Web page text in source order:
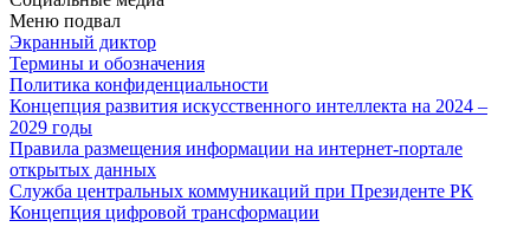
Меню подвал
Экранный диктор
Термины и обозначения
Политика конфиденциальности
Концепция развития искусственного интеллекта на 2024 –
2029 годы
Правила размещения информации на интернет-портале
открытых данных
Служба центральных коммуникаций при Президенте РК
Концепция цифровой трансформации